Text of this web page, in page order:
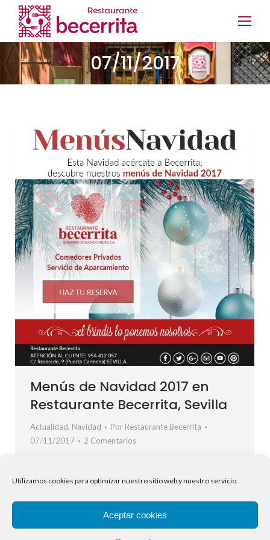
Utilizamos cookies para optimizar nuestro sitio web y nuestro servicio.
Aceptar cookies
07/11/2017
Menús de Navidad 2017 en
Restaurante Becerrita, Sevilla
Actualidad, Navidad Por Restaurante Becerrita
07/11/2017
2 Comentarios
Sevilla y descubre nuestros Menús de Navidad 2017. El
de trabajo o amigos de la tradicional comida o cena de
empresa. Contamos con diferentes menús para